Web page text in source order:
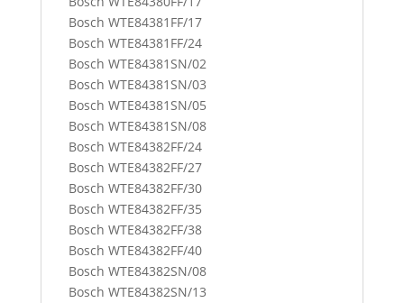
Bosch WTE84381FF/17
Bosch WTE84381FF/24
Bosch WTE84381SN/02
Bosch WTE84381SN/03
Bosch WTE84381SN/05
Bosch WTE84381SN/08
Bosch WTE84382FF/24
Bosch WTE84382FF/27
Bosch WTE84382FF/30
Bosch WTE84382FF/35
Bosch WTE84382FF/38
Bosch WTE84382FF/40
Bosch WTE84382SN/08
Bosch WTE84382SN/13